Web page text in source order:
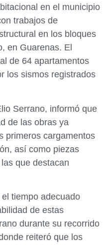
en el municipio
trabajos de
en los bloques
en Guarenas. El
de 64 apartamentos
los sismos registrados
Serrano, informó que
de las obras ya
primeros cargamentos
así como piezas
que destacan
tiempo adecuado
de estas
durante su recorrido
reiteró que los